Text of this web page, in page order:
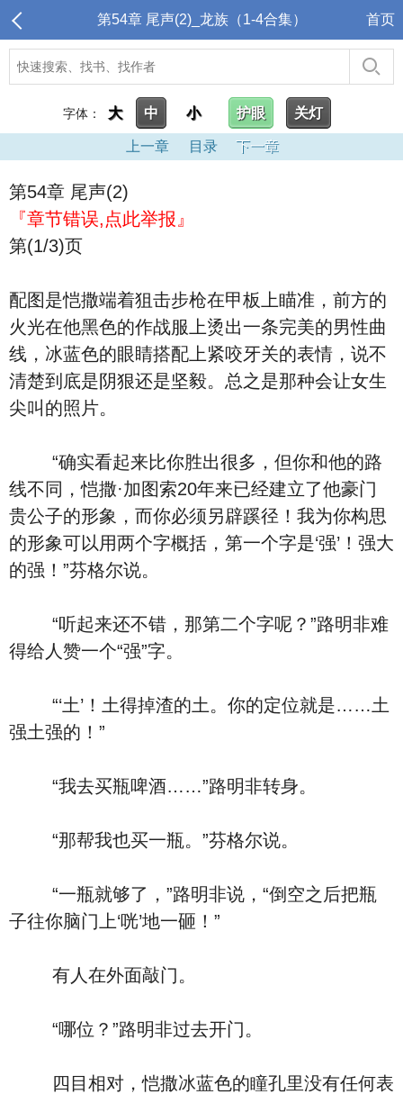
第54章 尾声(2)_龙族（1-4合集） 首页
字体： 大 中 小 护眼 关灯
上一章 目录 下一章
第54章 尾声(2)
『章节错误,点此举报』
第(1/3)页
配图是恺撒端着狙击步枪在甲板上瞄准，前方的
火光在他黑色的作战服上烫出一条完美的男性曲
线，冰蓝色的眼睛搭配上紧咬牙关的表情，说不
清楚到底是阴狠还是坚毅。总之是那种会让女生
尖叫的照片。
“确实看起来比你胜出很多，但你和他的路
线不同，恺撒·加图索20年来已经建立了他豪门
贵公子的形象，而你必须另辟蹊径！我为你构思
的形象可以用两个字概括，第一个字是‘强’！强大
的强！”芬格尔说。
“听起来还不错，那第二个字呢？”路明非难
得给人赞一个“强”字。
“‘土’！土得掉渣的土。你的定位就是……土
强土强的！”
“我去买瓶啤酒……”路明非转身。
“那帮我也买一瓶。”芬格尔说。
“一瓶就够了，”路明非说，“倒空之后把瓶
子往你脑门上‘咣’地一砸！”
有人在外面敲门。
“哪位？”路明非过去开门。
四目相对，恺撒冰蓝色的瞳孔里没有任何表